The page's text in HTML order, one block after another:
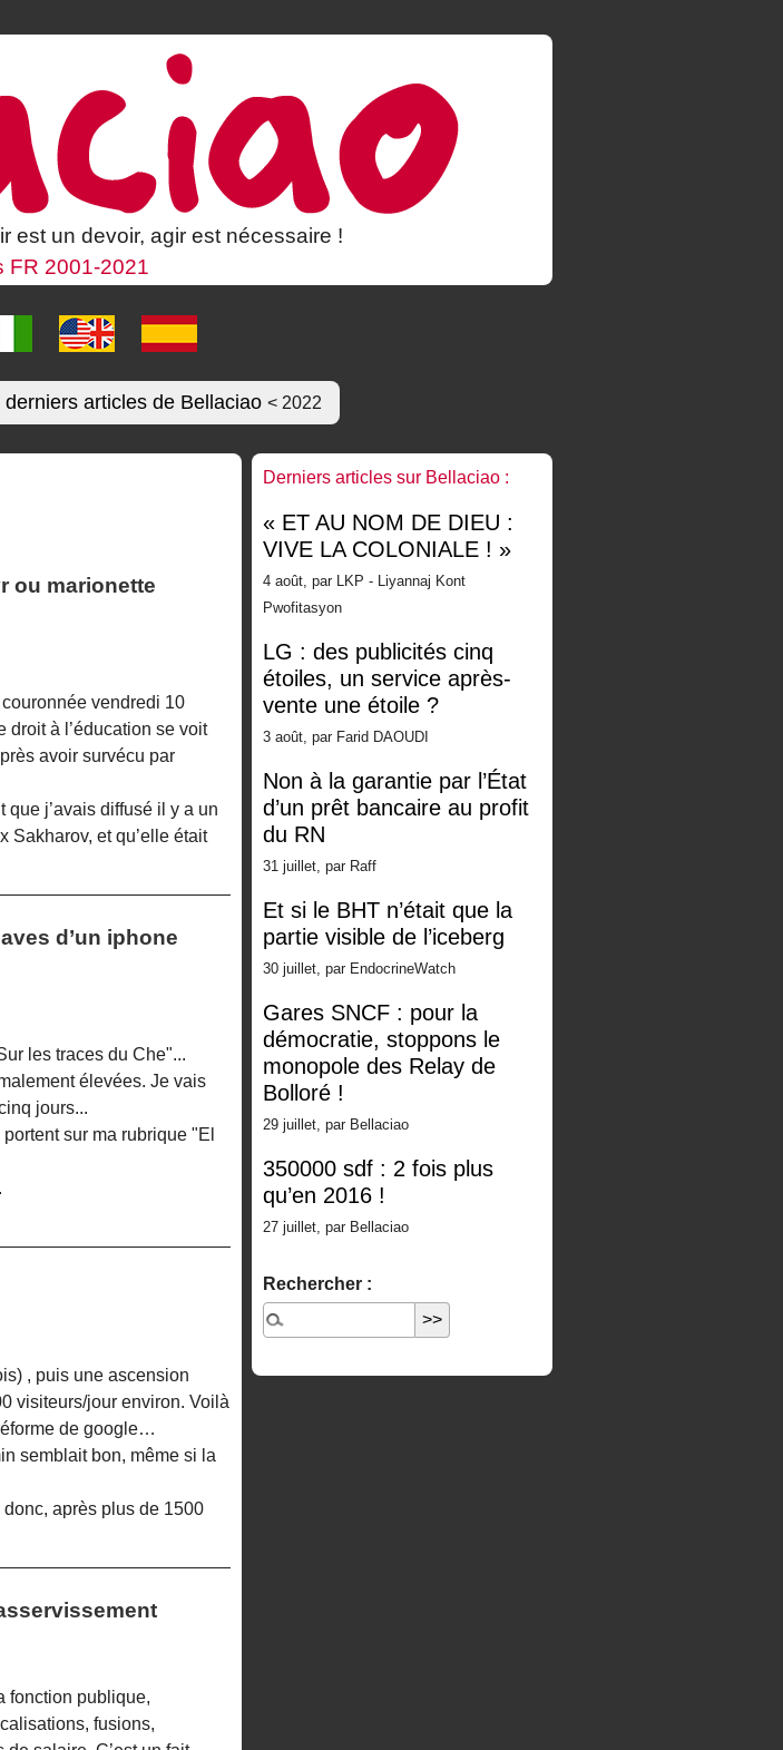
est un devoir, agir est nécessaire !
FR 2001-2021
articles de Bellaciao < 2022
ou marionette
vendredi 10
à l’éducation se voit
avoir survécu par
j’avais diffusé il y a un
Sakharov, et qu’elle était
d’un iphone
les traces du Che"...
élevées. Je vais
jours...
sur ma rubrique "El
, puis une ascension
visiteurs/jour environ. Voilà
de google…
semblait bon, même si la
après plus de 1500
fonction publique,
fusions,
Derniers articles sur Bellaciao :
« ET AU NOM DE DIEU :
VIVE LA COLONIALE ! »
4 août, par LKP - Liyannaj Kont
Pwofitasyon
LG : des publicités cinq
étoiles, un service après-
vente une étoile ?
3 août, par Farid DAOUDI
Non à la garantie par l’État
d’un prêt bancaire au profit
du RN
31 juillet, par Raff
Et si le BHT n’était que la
partie visible de l’iceberg
30 juillet, par EndocrineWatch
Gares SNCF : pour la
démocratie, stoppons le
monopole des Relay de
Bolloré !
29 juillet, par Bellaciao
350000 sdf : 2 fois plus
qu’en 2016 !
27 juillet, par Bellaciao
Rechercher :